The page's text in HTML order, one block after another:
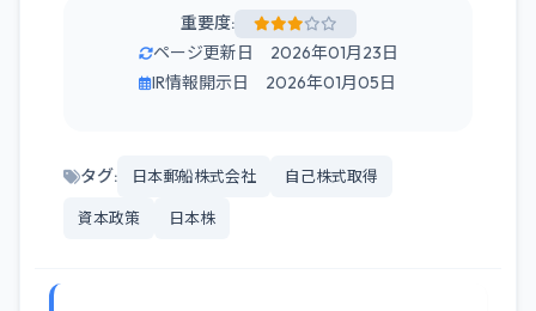
重要度:
ページ更新日 2026年01月23日
IR情報開示日 2026年01月05日
タグ: 日本郵船株式会社 自己株式取得
資本政策 日本株